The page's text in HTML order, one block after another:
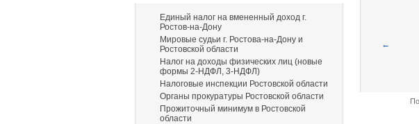
Единый налог на вмененный доход г.
Ростов-на-Дону
Мировые судьи г. Ростова-на-Дону и
Ростовской области
Налог на доходы физических лиц (новые
формы 2-НДФЛ, 3-НДФЛ)
Налоговые инспекции Ростовской области
Органы прокуратуры Ростовской области
Прожиточный минимум в Ростовской
области
←